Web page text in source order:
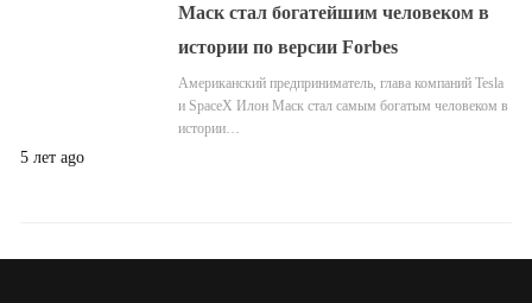
Маск стал богатейшим человеком в
истории по версии Forbes
Американский предприниматель, глава компаний Tesla
и SpaceX Илон Маск стал самым богатым человеком в
истории…
5 лет ago